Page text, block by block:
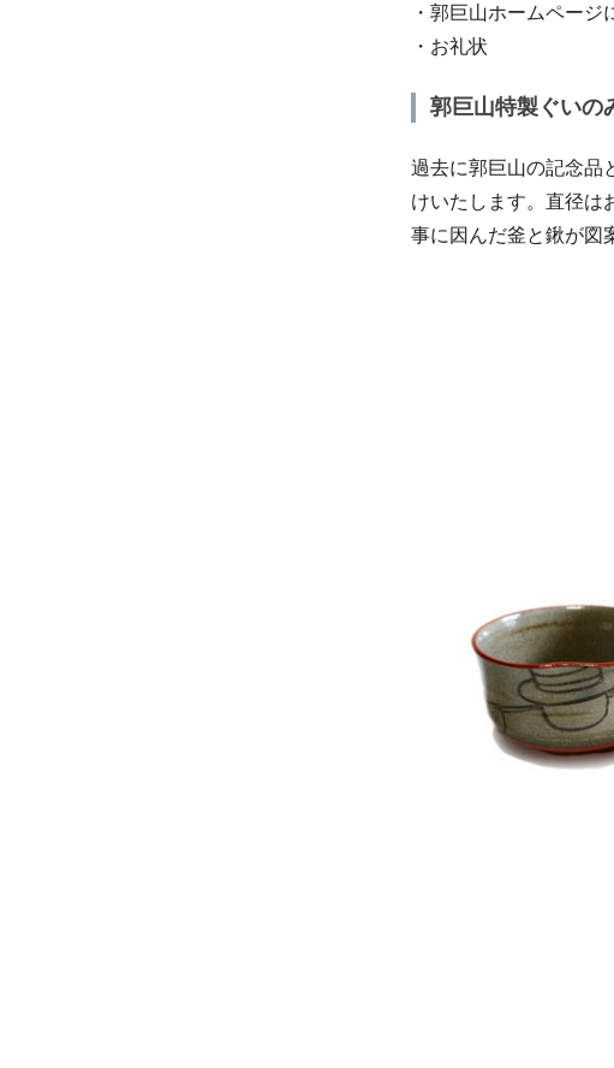
・郭巨山ホームページ
・お礼状
郭巨山特製ぐいの
過去に郭巨山の記念品
けいたします。直径は
事に因んだ釜と鍬が図